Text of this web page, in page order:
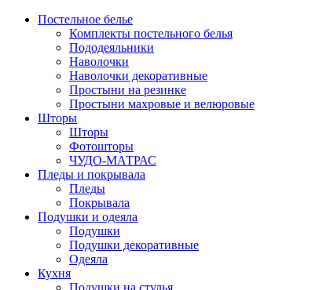
Постельное белье
Комплекты постельного белья
Пододеяльники
Наволочки
Наволочки декоративные
Простыни на резинке
Простыни махровые и велюровые
Шторы
Шторы
Фотошторы
ЧУДО-МАТРАС
Пледы и покрывала
Пледы
Покрывала
Подушки и одеяла
Подушки
Подушки декоративные
Одеяла
Кухня
Подушки на стулья